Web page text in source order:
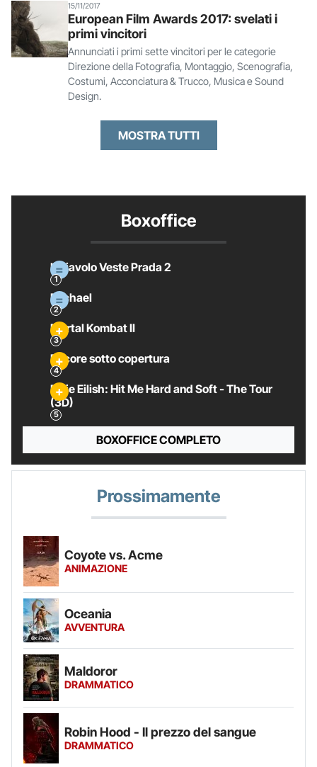
15/11/2017
European Film Awards 2017: svelati i
primi vincitori
Annunciati i primi sette vincitori per le categorie
Direzione della Fotografia, Montaggio, Scenografia,
Costumi, Acconciatura & Trucco, Musica e Sound
Design.
MOSTRA TUTTI
Boxoffice
Il Diavolo Veste Prada 2
Michael
Mortal Kombat II
Pecore sotto copertura
Billie Eilish: Hit Me Hard and Soft - The Tour
(3D)
BOXOFFICE COMPLETO
Prossimamente
Coyote vs. Acme
ANIMAZIONE
Oceania
AVVENTURA
Maldoror
DRAMMATICO
Robin Hood - Il prezzo del sangue
DRAMMATICO